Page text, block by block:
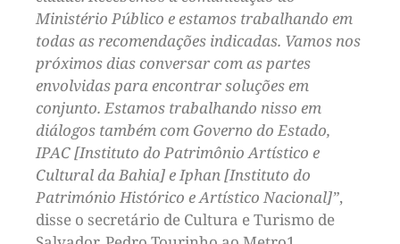
Ministério Público e estamos trabalhando em
todas as recomendações indicadas. Vamos nos
próximos dias conversar com as partes
envolvidas para encontrar soluções em
conjunto. Estamos trabalhando nisso em
diálogos também com Governo do Estado,
IPAC [Instituto do Patrimônio Artístico e
Cultural da Bahia] e Iphan [Instituto do
Património Histórico e Artístico Nacional]”,
disse o secretário de Cultura e Turismo de